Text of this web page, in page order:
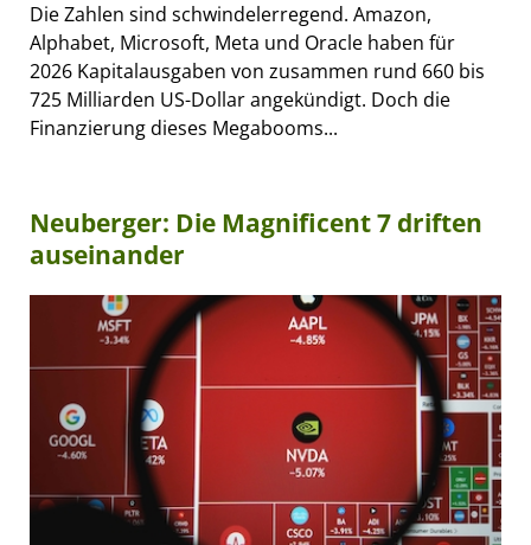
Die Zahlen sind schwindelerregend. Amazon,
Alphabet, Microsoft, Meta und Oracle haben für
2026 Kapitalausgaben von zusammen rund 660 bis
725 Milliarden US-Dollar angekündigt. Doch die
Finanzierung dieses Megabooms...
Neuberger: Die Magnificent 7 driften
auseinander